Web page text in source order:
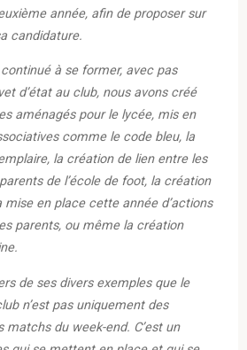
année, afin de proposer sur
candidature.
à se former, avec pas
d’état au club, nous avons créé
aménagés pour le lycée, mis en
comme le code bleu, la
la création de lien entre les
de l’école de foot, la création
mise en place cette année d’actions
parents, ou même la création
de ses divers exemples que le
n’est pas uniquement des
du week-end. C’est un